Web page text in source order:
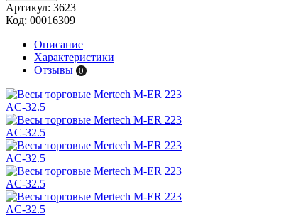
Артикул: 3623
Код: 00016309
Описание
Характеристики
Отзывы 0